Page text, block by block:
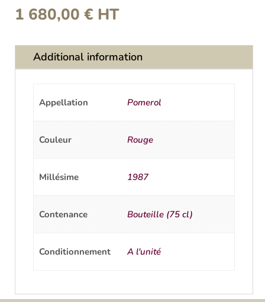
1 680,00 € HT
Additional information
Appellation Pomerol
Couleur Rouge
Millésime 1987
Contenance Bouteille (75 cl)
Conditionnement A l'unité